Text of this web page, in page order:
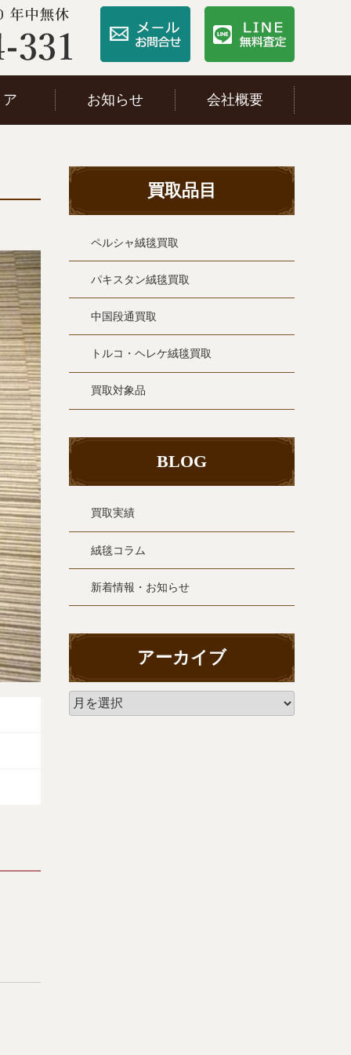
お知らせ 会社概要
買取品目
ペルシャ絨毯買取
パキスタン絨毯買取
中国段通買取
トルコ・ヘレケ絨毯買取
買取対象品
BLOG
買取実績
絨毯コラム
新着情報・お知らせ
アーカイブ